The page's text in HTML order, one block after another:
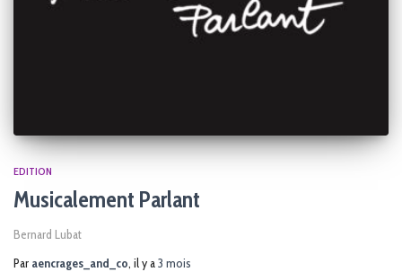
EDITION
Musicalement Parlant
Bernard Lubat
Par aencrages_and_co, il y a3 mois